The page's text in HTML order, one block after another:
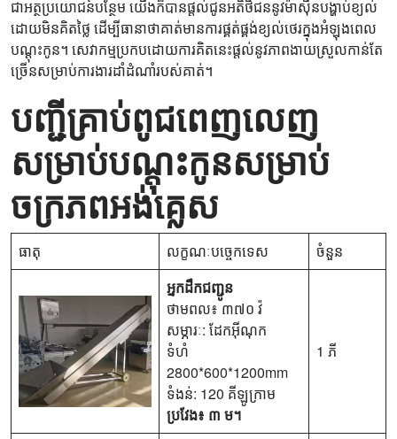
ជាអត្ថប្រយោជន៍បន្ថែម យើងក៏បានផ្តល់ជូនអតិថិជននូវម៉ាស៊ីនបង្ហាប់ខ្យល់
ដោយមិនគិតថ្លៃ ដើម្បីធានាថាគាត់មានការផ្គត់ផ្គង់ខ្យល់ថេរក្នុងអំឡុងពេល
បណ្តុះកូន។ សេវាកម្មប្រកបដោយការគិតនេះផ្តល់នូវភាពងាយស្រួលកាន់តែ
ច្រើនសម្រាប់ការងារដាំដំណាំរបស់គាត់។
បញ្ជីគ្រាប់ពូជពេញលេញ
សម្រាប់បណ្តុះកូនសម្រាប់
ចក្រភពអង់គ្លេស
ធាតុ លក្ខណៈបច្ចេកទេស
ចំនួន
អ្នកដឹកជញ្ជូន
ថាមពល៖ ៣៧០ វ៉
សម្ភារៈ: ដែកអ៊ីណុក
ទំហំ
2800*600*1200mm
ទំងន់: 120 គីឡូក្រាម
ប្រវែង៖ ៣ ម។
1 ភី